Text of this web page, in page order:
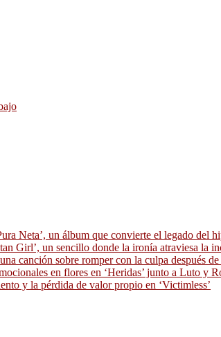
Neta’, un álbum que convierte el legado del
Girl’, un sencillo donde la ironía atraviesa la
canción sobre romper con la culpa después
en flores en ‘Heridas’ junto a Luto y
y la pérdida de valor propio en ‘Victimless’